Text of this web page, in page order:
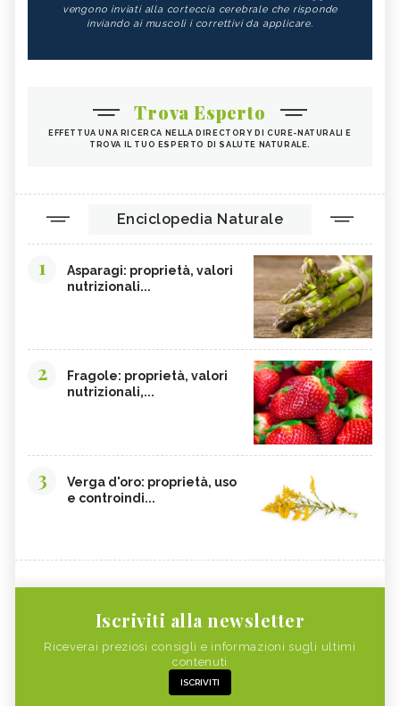
vengono inviati alla corteccia cerebrale che risponde
inviando ai muscoli i correttivi da applicare.
Trova Esperto
EFFETTUA UNA RICERCA NELLA DIRECTORY DI CURE-NATURALI E
TROVA IL TUO ESPERTO DI SALUTE NATURALE.
Enciclopedia Naturale
1
Asparagi: proprietà, valori
nutrizionali...
2
Fragole: proprietà, valori
nutrizionali,...
3
Verga d'oro: proprietà, uso
e controindi...
Iscriviti alla newsletter
Riceverai preziosi consigli e informazioni sugli ultimi
contenuti
ISCRIVITI